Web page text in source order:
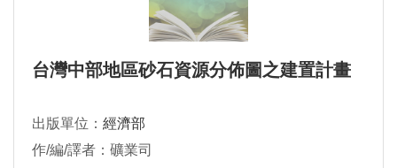
台灣中部地區砂石資源分佈圖之建置計畫
出版單位： 經濟部
作/編/譯者：礦業司